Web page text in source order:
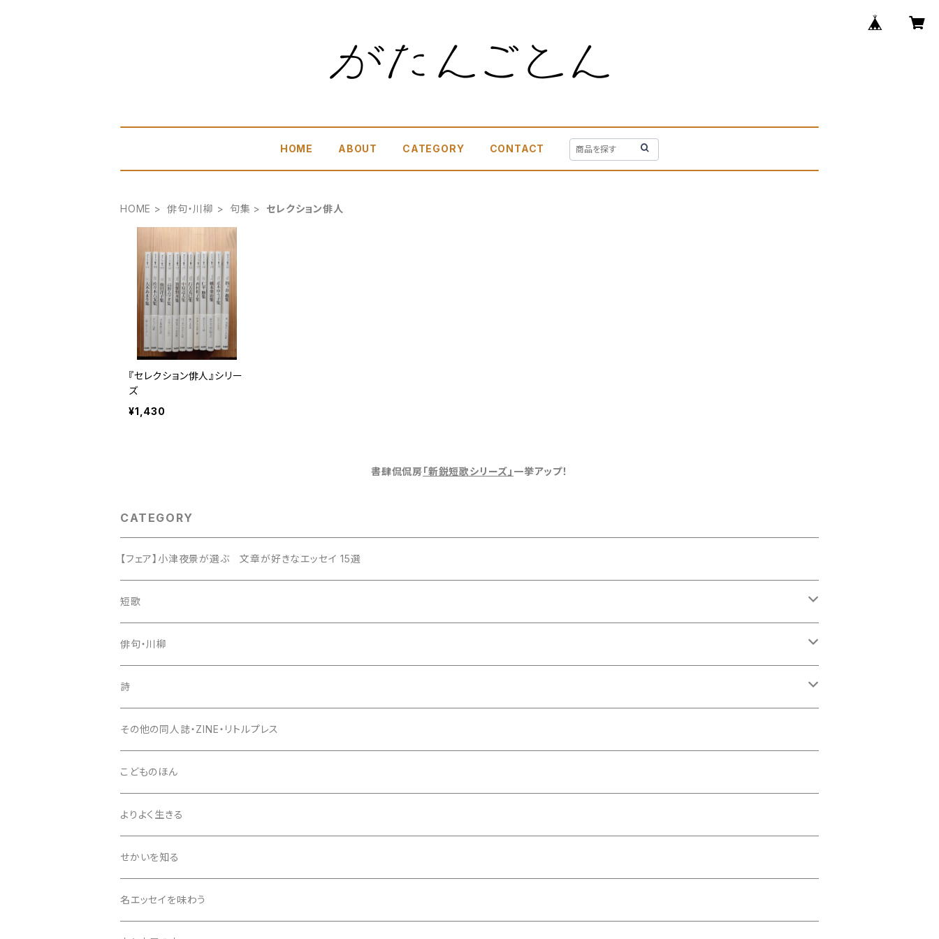
HOME ABOUT CATEGORY CONTACT
HOME 俳句・川柳 句集 セレクション俳人
『セレクション俳人』シリー
ズ
¥1,430
書肆侃侃房「新鋭短歌シリーズ」 一挙アップ！
CATEGORY
【フェア】小津夜景が選ぶ 文章が好きなエッセイ 15選
短歌
歌集
新鋭短歌シリーズ（書肆侃侃房）
現代短歌クラシックス（書肆侃侃房）
入門書
評論・鑑賞
エッセイ
同人誌・リトルプレス
雑誌
俳句・川柳
句集
セレクション俳人
入門書
評論・鑑賞
エッセイ
同人誌・リトルプレス
詩
詩集
入門書
評論・鑑賞
エッセイ
同人誌・リトルプレス
その他の同人誌・ZINE・リトルプレス
こどものほん
よりよく生きる
せかいを知る
名エッセイを味わう